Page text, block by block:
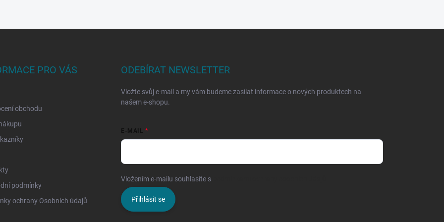
PRO VÁS
obchodu
podmínky
ochrany Osobních údajů
ODEBÍRAT NEWSLETTER
Vložte svůj e-mail a my vám budeme zasílat informace o nových produktech na
našem e-shopu.
E-MAIL
Vložením e-mailu souhlasíte s
Přihlásit se